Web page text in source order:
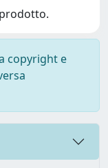
copyright e